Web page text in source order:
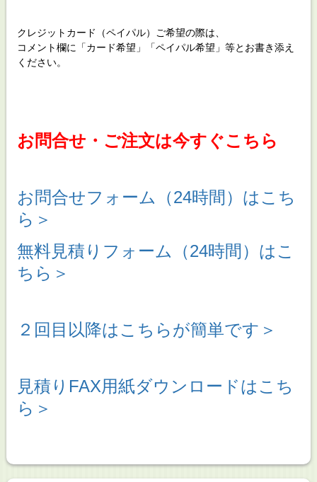
クレジットカード（ペイパル）ご希望の際は、
コメント欄に「カード希望」「ペイパル希望」等とお書き添え
ください。
お問合せ・ご注文は今すぐこちら
お問合せフォーム（24時間）はこち
ら＞
無料見積りフォーム（24時間）はこ
ちら＞
２回目以降はこちらが簡単です＞
見積りFAX用紙ダウンロードはこち
ら＞